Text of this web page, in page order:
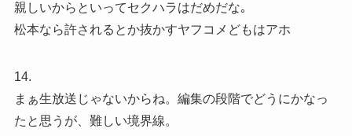
親しいからといってセクハラはだめだな｡
松本なら許されるとか抜かすヤフコメどもはアホ
14.
まぁ生放送じゃないからね。編集の段階でどうにかなっ
たと思うが、難しい境界線。